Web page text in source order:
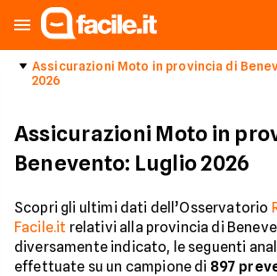
Assicurazioni Moto in provincia di
2026
Assicurazioni Moto in
Benevento: Luglio 2026
Scopri gli ultimi dati dell’Osservatorio
Facile.it relativi alla provincia di
diversamente indicato, le seguenti
effettuate su un campione di 897